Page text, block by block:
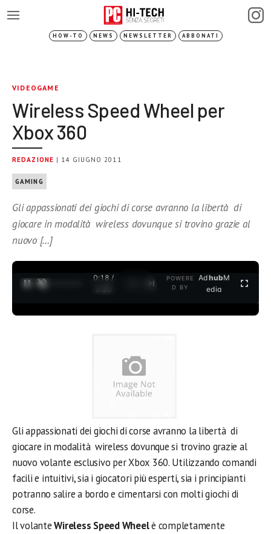
HOW-TO NEWS NEWSLETTER ABBONATI
VIDEOGAME
Wireless Speed Wheel per
Xbox 360
REDAZIONE | 14 GIUGNO 2011
GAMING
Gli appassionati dei giochi di corse avranno la libertà di
giocare in modalità wireless dovunque si trovino grazie al
nuovo […]
0:18 /
3:35
POWERE
D BY
AdhubM
edia
Gli appassionati dei giochi di corse avranno la libertà di
giocare in modalità wireless dovunque si trovino grazie al
nuovo volante esclusivo per Xbox 360. Utilizzando comandi
facili e intuitivi, sia i giocatori più esperti, sia i principianti
potranno salire a bordo e cimentarsi con molti giochi di
corse.
Il volanteWireless Speed Wheelè completamente